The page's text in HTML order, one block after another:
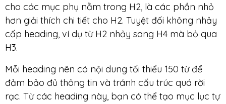
cho các mục phụ nằm trong H2, là các phần nhỏ
hơn giải thích chi tiết cho H2. Tuyệt đối không nhảy
cấp heading, ví dụ từ H2 nhảy sang H4 mà bỏ qua
H3.
Mỗi heading nên có nội dung tối thiểu 150 từ để
đảm bảo đủ thông tin và tránh cấu trúc quá rời
rạc. Từ các heading này, bạn có thể tạo mục lục tự